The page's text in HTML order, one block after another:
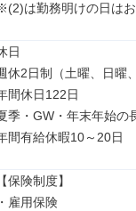
は勤務明けの日はお
日
休2日制（土曜、日曜
間休日122日
季・GW・年末年始の
間有給休暇10～20日
【保険制度】
・雇用保険